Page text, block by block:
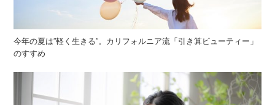
今年の夏は”軽く生きる”。カリフォルニア流「引き算ビューティー」
のすすめ